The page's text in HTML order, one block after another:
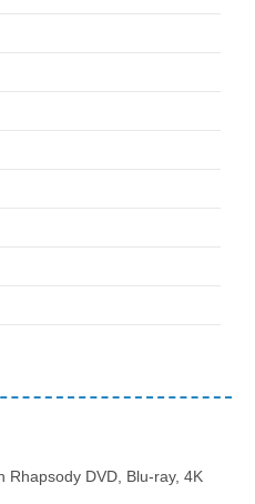
Rhapsody DVD, Blu-ray, 4K